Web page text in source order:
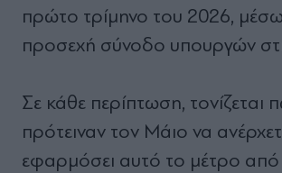
πρώτο τρίμηνο του 2026, μέσω
προσεχή σύνοδο υπουργών
Σε κάθε περίπτωση,
πρότειναν τον Μάιο να
εφαρμόσει αυτό το μέτρο από